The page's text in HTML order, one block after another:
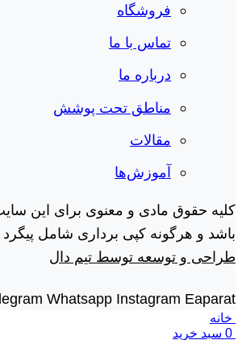
فروشگاه
تماس با ما
درباره ما
مناطق تحت پوشش
مقالات
آموزش‌ها
کلیه حقوق مادی و معنوی برای این
باشد و هرگونه کپی برداری شامل
طراحی و توسعه توسط تیم دال
Whatsapp Instagram Eaparat
خانه
0 سبد خرید